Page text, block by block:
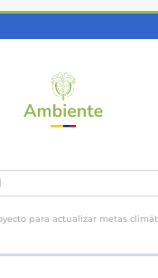
para actualizar metas